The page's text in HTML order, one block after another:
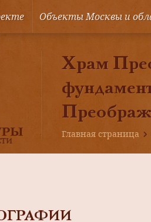
Объекты Москвы и
Храм
Главная страница